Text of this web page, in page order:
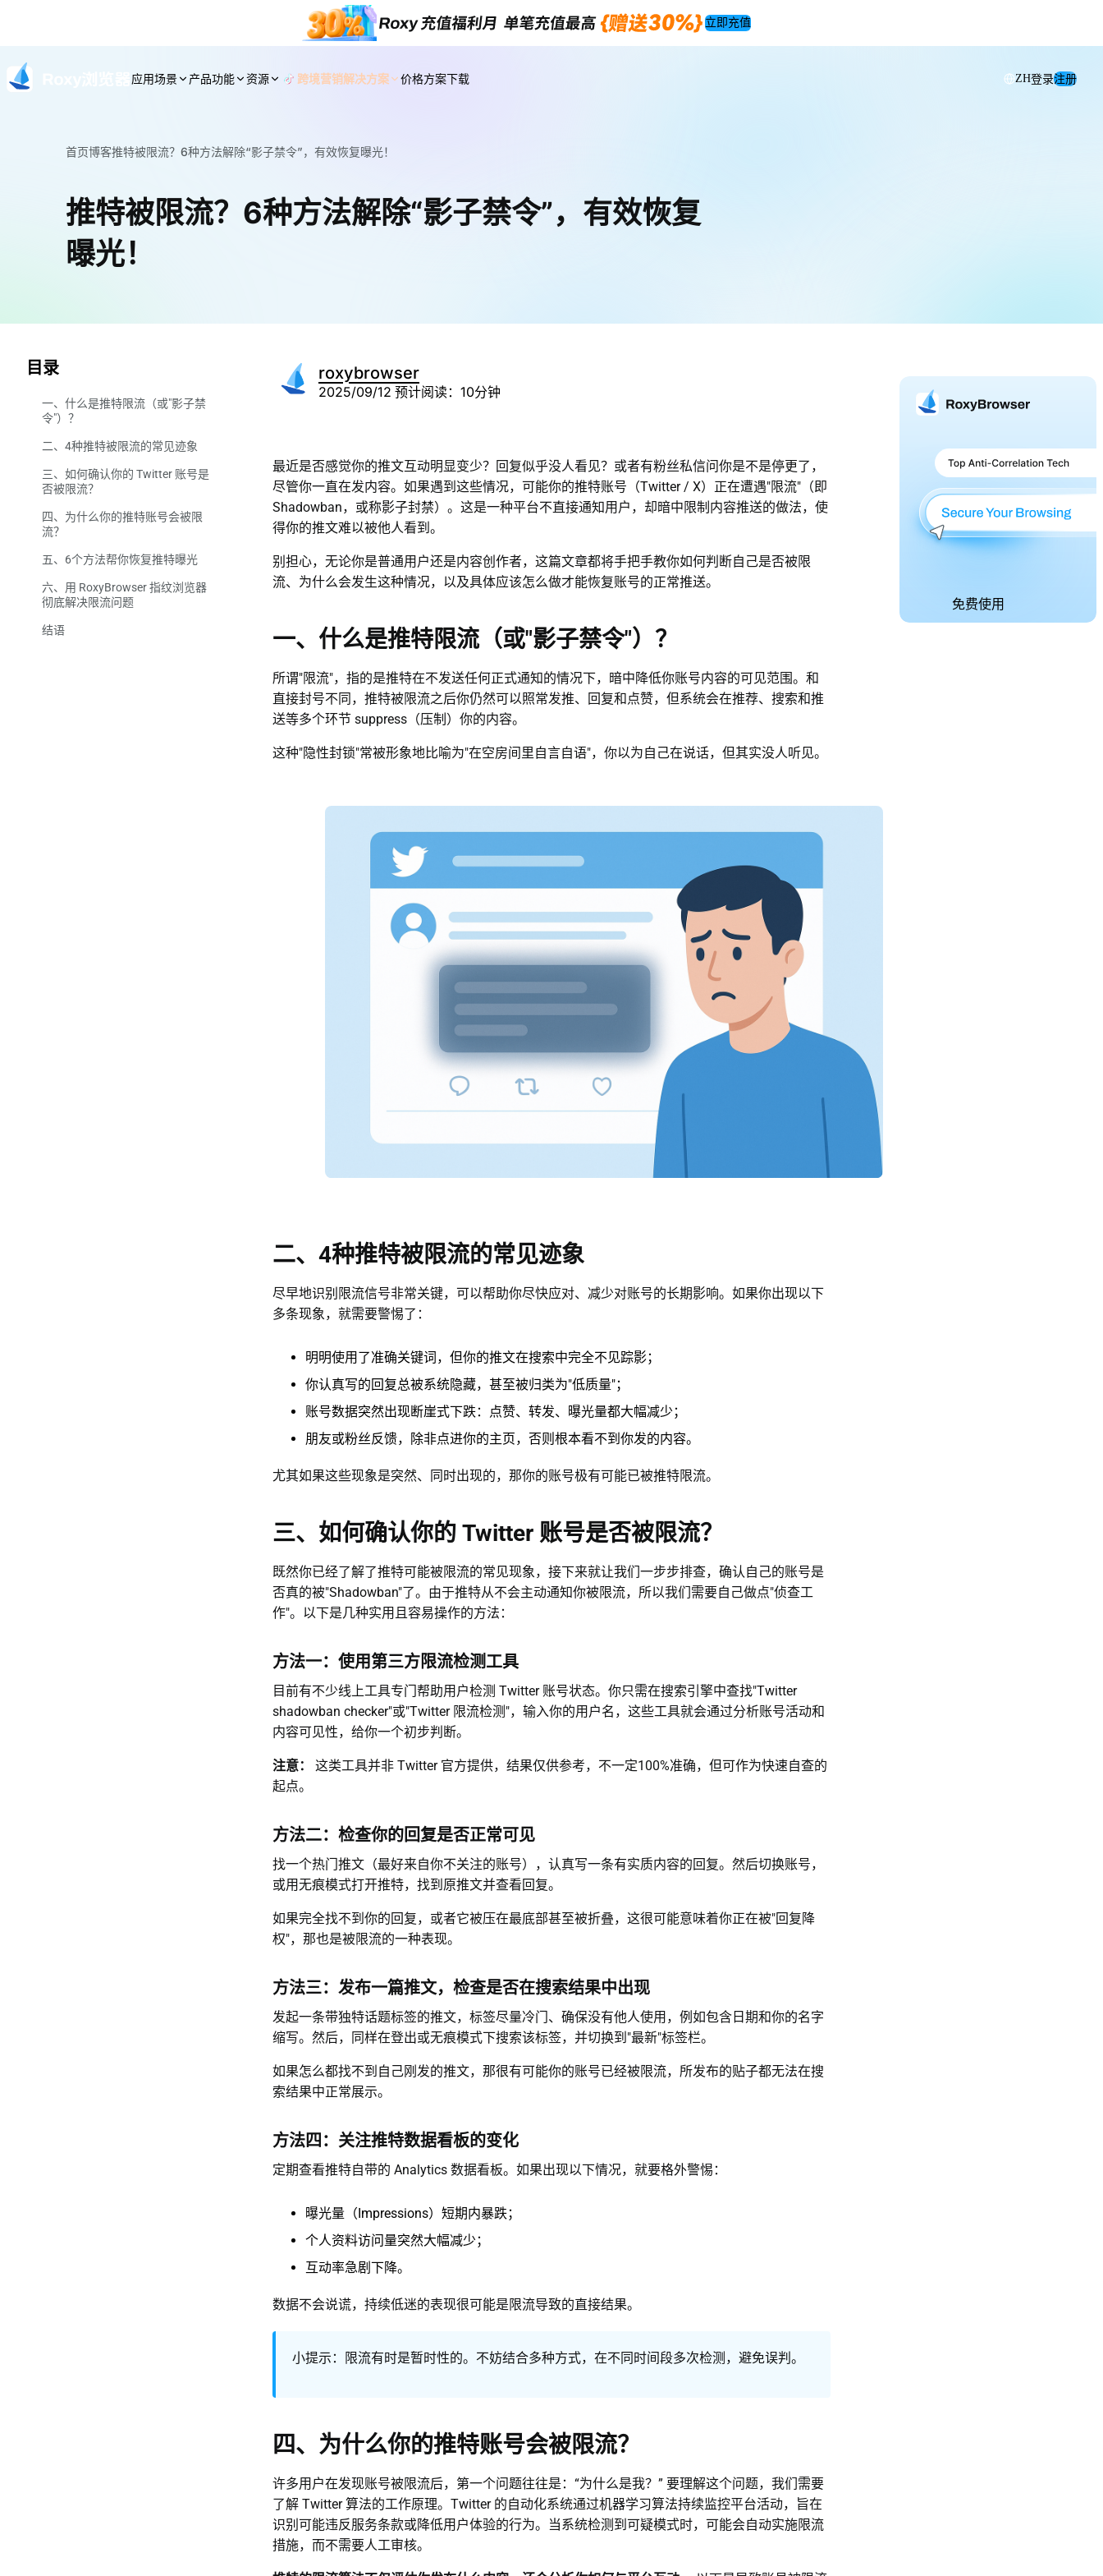
立即充值
应用场景 产品功能 资源 跨境营销解决方案 价格方案下载 ZH登录注册
首页博客推特被限流？6种方法解除“影子禁令”，有效恢复曝光！
推特被限流？6种方法解除“影子禁令”，有效恢复
曝光！
目录
一、什么是推特限流（或"影子禁
令"）？
二、4种推特被限流的常见迹象
三、如何确认你的 Twitter 账号是
否被限流？
方法一：使用第三方限流检测
工具
方法二：检查你的回复是否正
方法三：发布一篇推文，检查
四、为什么你的推特账号会被限
流？
五、6个方法帮你恢复推特曝光
六、用 RoxyBrowser 指纹浏览器
彻底解决限流问题
RoxyBrowser 如何彻底避免限
结语
roxybrowser
2025/09/12 预计阅读：10分钟
最近是否感觉你的推文互动明显变少？回复似乎没人看见？或者有粉丝私信问你是不是停更了，
尽管你一直在发内容。如果遇到这些情况，可能你的推特账号（Twitter / X）正在遭遇"限流"（即
Shadowban，或称影子封禁）。这是一种平台不直接通知用户，却暗中限制内容推送的做法，使
得你的推文难以被他人看到。
别担心，无论你是普通用户还是内容创作者，这篇文章都将手把手教你如何判断自己是否被限
流、为什么会发生这种情况，以及具体应该怎么做才能恢复账号的正常推送。
一、什么是推特限流（或"影子禁令"）？
所谓"限流"，指的是推特在不发送任何正式通知的情况下，暗中降低你账号内容的可见范围。和
直接封号不同，推特被限流之后你仍然可以照常发推、回复和点赞，但系统会在推荐、搜索和推
送等多个环节 suppress（压制）你的内容。
这种"隐性封锁"常被形象地比喻为"在空房间里自言自语"，你以为自己在说话，但其实没人听见。
二、4种推特被限流的常见迹象
尽早地识别限流信号非常关键，可以帮助你尽快应对、减少对账号的长期影响。如果你出现以下
多条现象，就需要警惕了：
明明使用了准确关键词，但你的推文在搜索中完全不见踪影；
你认真写的回复总被系统隐藏，甚至被归类为"低质量"；
账号数据突然出现断崖式下跌：点赞、转发、曝光量都大幅减少；
朋友或粉丝反馈，除非点进你的主页，否则根本看不到你发的内容。
尤其如果这些现象是突然、同时出现的，那你的账号极有可能已被推特限流。
三、如何确认你的 Twitter 账号是否被限流？
既然你已经了解了推特可能被限流的常见现象，接下来就让我们一步步排查，确认自己的账号是
否真的被"Shadowban"了。由于推特从不会主动通知你被限流，所以我们需要自己做点"侦查工
作"。以下是几种实用且容易操作的方法：
方法一：使用第三方限流检测工具
目前有不少线上工具专门帮助用户检测 Twitter 账号状态。你只需在搜索引擎中查找"Twitter
shadowban checker"或"Twitter 限流检测"，输入你的用户名，这些工具就会通过分析账号活动和
内容可见性，给你一个初步判断。
注意：
这类工具并非 Twitter 官方提供，结果仅供参考，不一定100%准确，但可作为快速自查的
起点。
方法二：检查你的回复是否正常可见
找一个热门推文（最好来自你不关注的账号），认真写一条有实质内容的回复。然后切换账号，
或用无痕模式打开推特，找到原推文并查看回复。
如果完全找不到你的回复，或者它被压在最底部甚至被折叠，这很可能意味着你正在被"回复降
权"，那也是被限流的一种表现。
方法三：发布一篇推文，检查是否在搜索结果中出现
发起一条带独特话题标签的推文，标签尽量冷门、确保没有他人使用，例如包含日期和你的名字
缩写。然后，同样在登出或无痕模式下搜索该标签，并切换到"最新"标签栏。
如果怎么都找不到自己刚发的推文，那很有可能你的账号已经被限流，所发布的贴子都无法在搜
索结果中正常展示。
方法四：关注推特数据看板的变化
定期查看推特自带的 Analytics 数据看板。如果出现以下情况，就要格外警惕：
曝光量（Impressions）短期内暴跌；
个人资料访问量突然大幅减少；
互动率急剧下降。
数据不会说谎，持续低迷的表现很可能是限流导致的直接结果。
小提示：限流有时是暂时性的。不妨结合多种方式，在不同时间段多次检测，避免误判。
四、为什么你的推特账号会被限流？
许多用户在发现账号被限流后，第一个问题往往是：“为什么是我？” 要理解这个问题，我们需要
了解 Twitter 算法的工作原理。Twitter 的自动化系统通过机器学习算法持续监控平台活动，旨在
识别可能违反服务条款或降低用户体验的行为。当系统检测到可疑模式时，可能会自动实施限流
措施，而不需要人工审核。
免费使用